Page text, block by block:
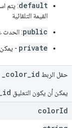
default: يتم
القيمة التلقائية
public: الحدث
private
-
حقل الربط _color_id
يمكن أن يكون التعليق
colorId